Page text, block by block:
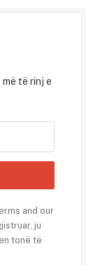
të rinj e
and our
ju
tonë të